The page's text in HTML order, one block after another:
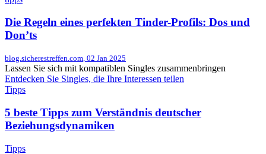
Die Regeln eines perfekten Tinder-Profils: Dos und
Don’ts
blog.sicherestreffen.com, 02 Jan 2025
Lassen Sie sich mit kompatiblen Singles zusammenbringen
Entdecken Sie Singles, die Ihre Interessen teilen
Tipps
5 beste Tipps zum Verständnis deutscher
Beziehungsdynamiken
Tipps